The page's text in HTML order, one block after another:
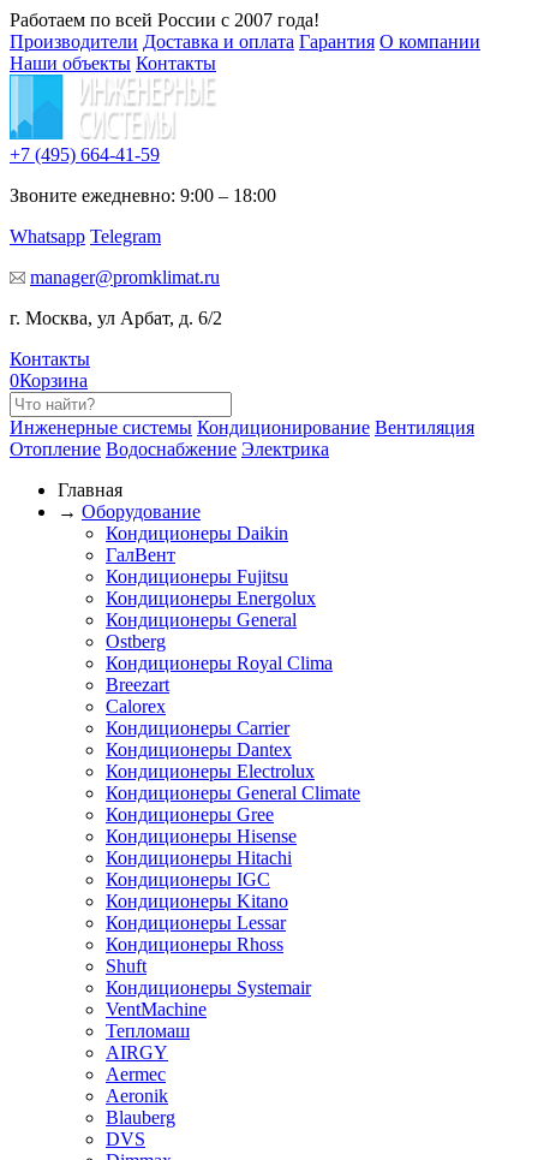
Работаем по всей России с 2007 года!
Производители Доставка и оплата Гарантия О компании
Наши объекты Контакты
+7 (495) 664-41-59
Звоните ежедневно: 9:00 – 18:00
Whatsapp Telegram
manager@promklimat.ru
г. Москва, ул Арбат, д. 6/2
Контакты
0Корзина
Инженерные системы Кондиционирование Вентиляция
Отопление Водоснабжение Электрика
Главная
→ Оборудование
Кондиционеры Daikin
ГалВент
Кондиционеры Fujitsu
Кондиционеры Energolux
Кондиционеры General
Ostberg
Кондиционеры Royal Clima
Breezart
Calorex
Кондиционеры Carrier
Кондиционеры Dantex
Кондиционеры Electrolux
Кондиционеры General Climate
Кондиционеры Gree
Кондиционеры Hisense
Кондиционеры Hitachi
Кондиционеры IGC
Кондиционеры Kitano
Кондиционеры Lessar
Кондиционеры Rhoss
Shuft
Кондиционеры Systemair
VentMachine
Тепломаш
AIRGY
Aermec
Aeronik
Blauberg
DVS